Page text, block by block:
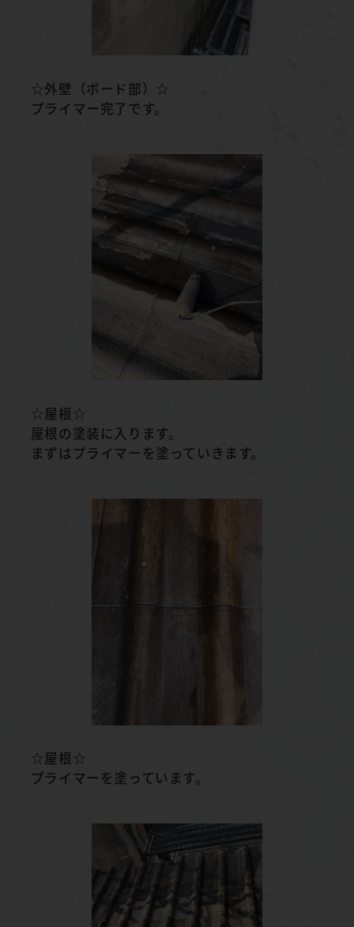
☆外壁（ボード部）☆
プライマー完了です。
☆屋根☆
屋根の塗装に入ります。
まずはプライマーを塗っていきます。
☆屋根☆
プライマーを塗っています。